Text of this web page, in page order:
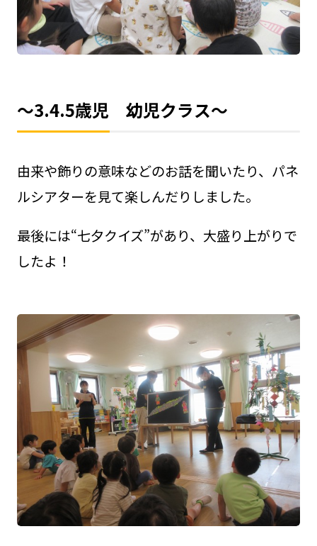
～3.4.5歳児 幼児クラス～
由来や飾りの意味などのお話を聞いたり、パネ
ルシアターを見て楽しんだりしました。
最後には“七夕クイズ”があり、大盛り上がりで
したよ！